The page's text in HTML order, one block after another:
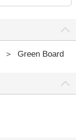
＞ Green Board